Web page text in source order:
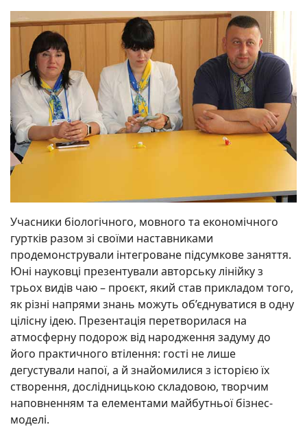
Учасники біологічного, мовного та економічного
гуртків разом зі своїми наставниками
продемонстрували інтегроване підсумкове заняття.
Юні науковці презентували авторську лінійку з
трьох видів чаю – проєкт, який став прикладом того,
як різні напрями знань можуть об’єднуватися в одну
цілісну ідею. Презентація перетворилася на
атмосферну подорож від народження задуму до
його практичного втілення: гості не лише
дегустували напої, а й знайомилися з історією їх
створення, дослідницькою складовою, творчим
наповненням та елементами майбутньої бізнес-
моделі.